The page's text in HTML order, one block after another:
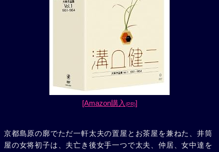
[Amazon購入 (PR)]
京都島原の廓でただ一軒太夫の置屋とお茶屋を兼ねた、井筒
屋の女将初子は、夫亡き後女手一つで太夫、仲居、女中達を